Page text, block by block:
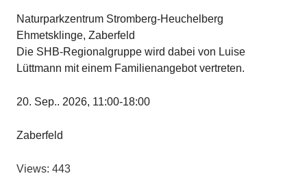
Naturparkzentrum Stromberg-Heuchelberg
Ehmetsklinge, Zaberfeld
Die SHB-Regionalgruppe wird dabei von Luise
Lüttmann mit einem Familienangebot vertreten.
20. Sep.. 2026, 11:00-18:00
Zaberfeld
Views: 443